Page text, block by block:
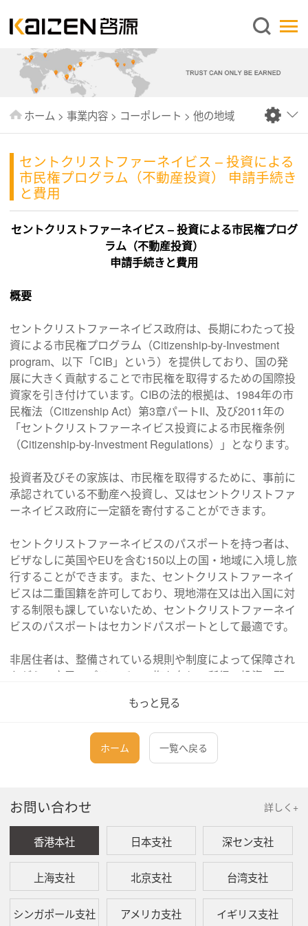
日本語
企業情報
事業内容
ニュース
出版物
お問い合わせ
ホーム > 事業内容 > コーポレート > 他の地域
セントクリストファーネイビス – 投資による
市民権プログラム（不動産投資） 申請手続き
と費用
セントクリストファーネイビス – 投資による市民権プログ
ラム（不動産投資）
申請手続きと費用
概要
セントクリストファーネイビス政府は、長期にわたって投
資による市民権プログラム（Citizenship-by-Investment
program、以下「CIB」という）を提供しており、国の発
展に大きく貢献することで市民権を取得するための国際投
資家を引き付けています。CIBの法的根拠は、1984年の市
民権法（Citizenship Act）第3章パートII、及び2011年の
「セントクリストファーネイビス投資による市民権条例
（Citizenship-by-Investment Regulations）」となります。
投資者及びその家族は、市民権を取得するために、事前に
承認されている不動産へ投資し、又はセントクリストファ
ーネイビス政府に一定額を寄付することができます。
セントクリストファーネイビスのパスポートを持つ者は、
ビザなしに英国やEUを含む150以上の国・地域に入境し旅
行することができます。また、セントクリストファーネイ
ビスは二重国籍を許可しており、現地滞在又は出入国に対
する制限も課していないため、セントクリストファーネイ
ビスのパスポートはセカンドパスポートとして最適です。
非居住者は、整備されている規則や制度によって保障され
ながら、市民のプライバシー権を有し、所得、投資、配
適用することができます。さらに、承認される申請者は、
ほかの優遇措置を適用することができます。
申請者は、セントクリストファーネイビス政府に申請書類
を提出してから6～8ヶ月以内に市民権を受け取ります。セ
ントクリストファーネイビス政府に至急対応費用を納付
し、至急対応申請を提出する場合、申請は45～60日以内に
完了できます。
もっと見る
ホーム 一覧へ戻る
詳しく+
お問い合わせ
香港本社 日本支社 深セン支社
上海支社 北京支社 台湾支社
シンガポール支社 アメリカ支社 イギリス支社